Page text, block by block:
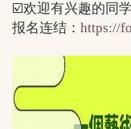
☑欢迎有兴趣的同
报名连结： https://